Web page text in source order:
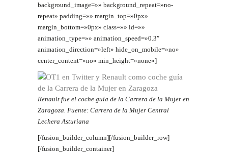
background_image=»» background_repeat=»no-
repeat» padding=»» margin_top=»0px»
margin_bottom=»0px» class=»» id=»»
animation_type=»» animation_speed=»0.3″
animation_direction=»left» hide_on_mobile=»no»
center_content=»no» min_height=»none»]
Renault fue el coche guía de la Carrera de la Mujer en
Zaragoza. Fuente: Carrera de la Mujer Central
Lechera Asturiana
[/fusion_builder_column][/fusion_builder_row]
[/fusion_builder_container]